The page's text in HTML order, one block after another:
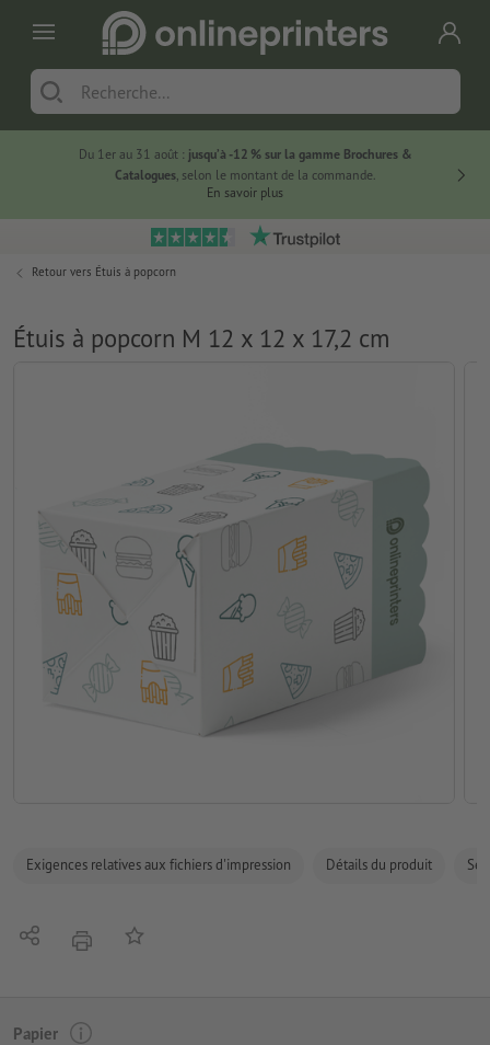
Du 1er au 31 août : jusqu’à -12 % sur la gamme Brochures &
Catalogues, selon le montant de la commande.
En savoir plus
Retour vers Étuis à popcorn
Étuis à popcorn M 12 x 12 x 17,2 cm
Exigences relatives aux fichiers d'impression Détails du produit
PartagerimprimerAjouter à liste d'article
Papier